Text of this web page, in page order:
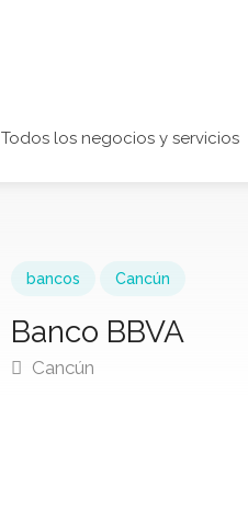
Todos los negocios y servicios
bancos Cancún
Banco BBVA
Cancún